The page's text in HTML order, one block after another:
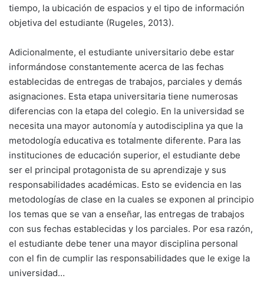
tiempo, la ubicación de espacios y el tipo de información
objetiva del estudiante (Rugeles, 2013).
Adicionalmente, el estudiante universitario debe estar
informándose constantemente acerca de las fechas
establecidas de entregas de trabajos, parciales y demás
asignaciones. Esta etapa universitaria tiene numerosas
diferencias con la etapa del colegio. En la universidad se
necesita una mayor autonomía y autodisciplina ya que la
metodología educativa es totalmente diferente. Para las
instituciones de educación superior, el estudiante debe
ser el principal protagonista de su aprendizaje y sus
responsabilidades académicas. Esto se evidencia en las
metodologías de clase en la cuales se exponen al principio
los temas que se van a enseñar, las entregas de trabajos
con sus fechas establecidas y los parciales. Por esa razón,
el estudiante debe tener una mayor disciplina personal
con el fin de cumplir las responsabilidades que le exige la
universidad…